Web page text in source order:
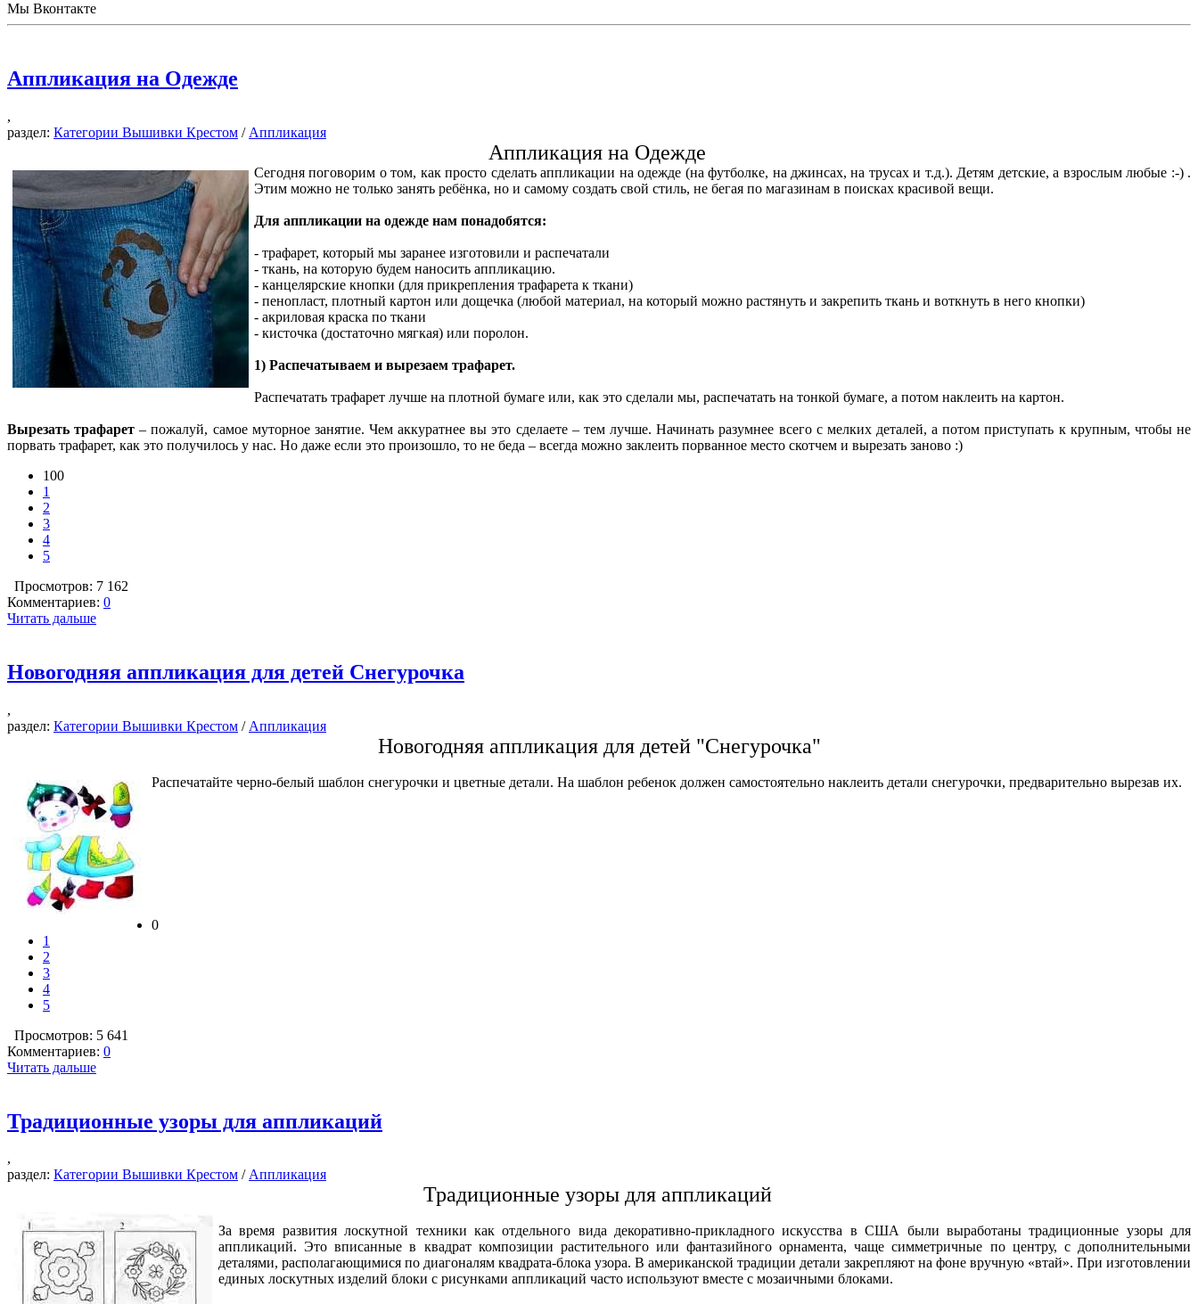
Мы Вконтакте
Аппликация на Одежде
,
раздел: Категории Вышивки Крестом / Аппликация
Аппликация на Одежде
Сегодня поговорим о том, как просто сделать аппликации на одежде (на футболке, на джинсах, на трусах и т.д.). Детям детские, а взрослым любые :-) .
Этим можно не только занять ребёнка, но и самому создать свой стиль, не бегая по магазинам в поисках красивой вещи.
Для аппликации на одежде нам понадобятся:
- трафарет, который мы заранее изготовили и распечатали
- ткань, на которую будем наносить аппликацию.
- канцелярские кнопки (для прикрепления трафарета к ткани)
- пенопласт, плотный картон или дощечка (любой материал, на который можно растянуть и закрепить ткань и воткнуть в него кнопки)
- акриловая краска по ткани
- кисточка (достаточно мягкая) или поролон.
1) Распечатываем и вырезаем трафарет.
Распечатать трафарет лучше на плотной бумаге или, как это сделали мы, распечатать на тонкой бумаге, а потом наклеить на картон.
Вырезать трафарет – пожалуй, самое муторное занятие. Чем аккуратнее вы это сделаете – тем лучше. Начинать разумнее всего с мелких деталей, а потом приступать к крупным, чтобы не
порвать трафарет, как это получилось у нас. Но даже если это произошло, то не беда – всегда можно заклеить порванное место скотчем и вырезать заново :)
100
1
2
3
4
5
Просмотров: 7 162
Комментариев: 0
Читать дальше
Новогодняя аппликация для детей Снегурочка
,
раздел: Категории Вышивки Крестом / Аппликация
Новогодняя аппликация для детей "Снегурочка"
Распечатайте черно-белый шаблон снегурочки и цветные детали. На шаблон ребенок должен самостоятельно наклеить детали снегурочки, предварительно вырезав их.
0
1
2
3
4
5
Просмотров: 5 641
Комментариев: 0
Читать дальше
Традиционные узоры для аппликаций
,
раздел: Категории Вышивки Крестом /Аппликация
Традиционные узоры для аппликаций
За время развития лоскутной техники как отдельного вида декоративно-прикладного искусства в США были выработаны традиционные узоры для
аппликаций. Это вписанные в квадрат композиции растительного или фантазийного орнамента, чаще симметричные по центру, с дополнительными
деталями, располагающимися по диагоналям квадрата-блока узора. В американской традиции детали закрепляют на фоне вручную «втай». При изготовлении
единых лоскутных изделий блоки с рисунками аппликаций часто используют вместе с мозаичными блоками.